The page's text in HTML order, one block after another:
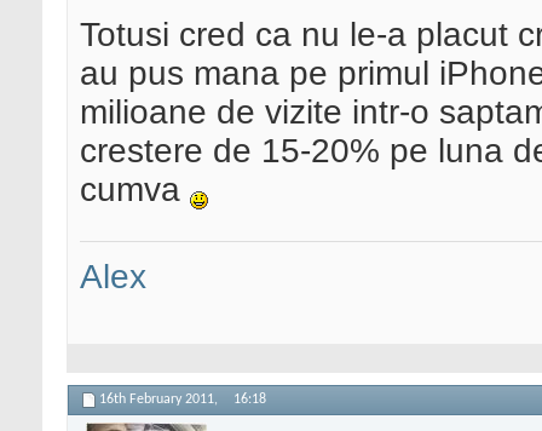
Totusi cred ca nu le-a placut
au pus mana pe primul
milioane de vizite intr-o
crestere de 15-20% pe luna
cumva
Alex
16th February 2011, 16:18